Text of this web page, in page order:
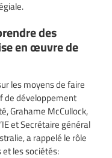
des
en œuvre de
les moyens de faire
de développement
Grahame McCullock,
et Secrétaire général
a rappelé le rôle
et les sociétés: